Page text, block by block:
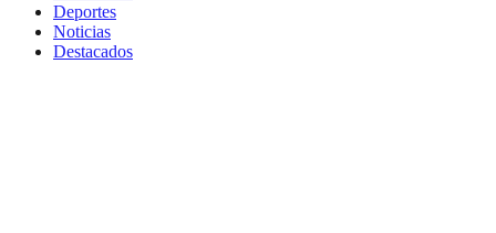
Deportes
Noticias
Destacados